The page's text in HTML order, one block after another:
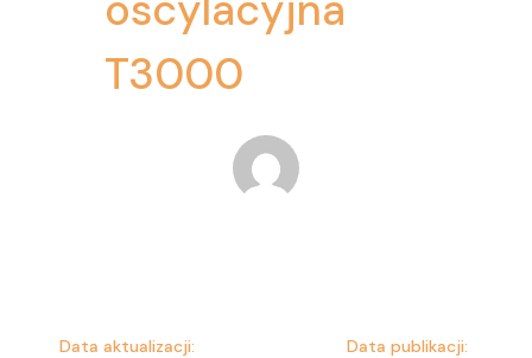
T3000
Data aktualizacji: Data publikacji: